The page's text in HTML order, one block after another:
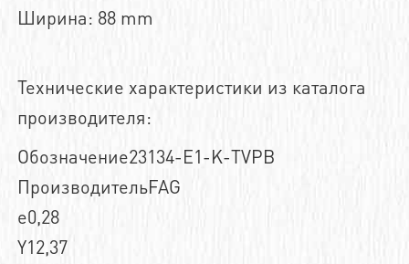
Ширина: 88 mm
Технические характеристики из каталога
производителя:
Обозначение23134-E1-K-TVPB
ПроизводительFAG
e0,28
Y12,37